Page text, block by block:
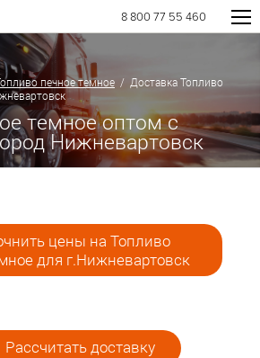
8 800 77 55 460
печное темное / Доставка Топливо
темное оптом с
Нижневартовск
цены на Топливо
для г.Нижневартовск
Рассчитать доставку